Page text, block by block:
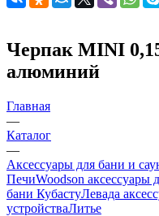
Черпак MINI
алюминий
Главная
—
Каталог
—
Аксессуары для бани и
ПечиWoodson аксессуары
бани КубастуЛевада
устройстваЛитье